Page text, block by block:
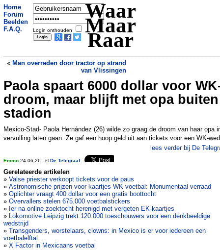
Home
Forum
Beelden
F.A.Q.
Login onthouden
Waar
Maar
Raar
« Man overreden door tractor op strand
van Vlissingen
Japanners spreken schande van
Nederlander die drift op parkeerplaats »
Paola spaart 6000 dollar voor
droom, maar blijft met opa buiten
stadion
Mexico-Stad- Paola Hernández (26) wilde zo graag de droom van haar opa
vervulling laten gaan. Ze gaf een hoop geld uit aan tickets voor een WK-wed
lees verder bij De
Emmo 24-06-26 - ©De Telegraaf
Gerelateerde artikelen
» Valse priester verkoopt tickets voor de paus
» Astronomische prijzen voor kaartjes WK voetbal: Monumentaal verraad
» Oplichter vraagt 400 dollar voor een gratis boottocht
» Overvallers stelen 675.000 voetbalstickers
» Ier na online zoektocht herenigd met vergeten EK-kaartjes
» Lokomotive Leipzig trekt 120.000 toeschouwers voor een denkbeeldige
wedstrijd
» Transgenders, worstelaars, clowns: in Mexico is er voor iedereen een
voetbalelftal
» X Factor in Mexicaans voetbal